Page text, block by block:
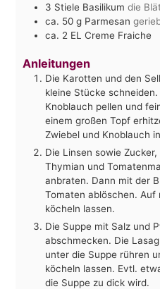
3 Stiele Basilikum die
ca. 50 g Parmesan
ca. 2 EL Creme Fraiche
Anleitungen
Die Karotten und den
kleine Stücke
Knoblauch pellen und
einem großen Topf
Zwiebel und Knoblauch
Die Linsen sowie
Thymian und
anbraten. Dann mit der
Tomaten ablöschen.
köcheln lassen.
Die Suppe mit Salz und
abschmecken. Die
unter die Suppe rühren
köcheln lassen. Evtl.
die Suppe zu dick wird.